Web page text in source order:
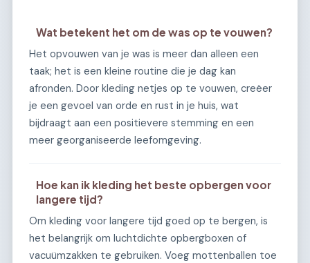
Wat betekent het om de was op te vouwen?
Het opvouwen van je was is meer dan alleen een
taak; het is een kleine routine die je dag kan
afronden. Door kleding netjes op te vouwen, creëer
je een gevoel van orde en rust in je huis, wat
bijdraagt aan een positievere stemming en een
meer georganiseerde leefomgeving.
Hoe kan ik kleding het beste opbergen voor
langere tijd?
Om kleding voor langere tijd goed op te bergen, is
het belangrijk om luchtdichte opbergboxen of
vacuümzakken te gebruiken. Voeg mottenballen toe